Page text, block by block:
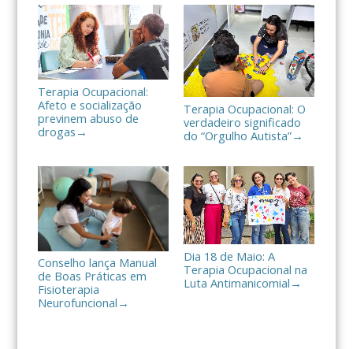
a
r
Terapia Ocupacional:
Afeto e socialização
previnem abuso de
drogas →
Terapia Ocupacional: O
verdadeiro significado
do “Orgulho Autista”→
Conselho lança Manual
de Boas Práticas em
Fisioterapia
Neurofuncional →
Dia 18 de Maio: A
Terapia Ocupacional na
Luta Antimanicomial →